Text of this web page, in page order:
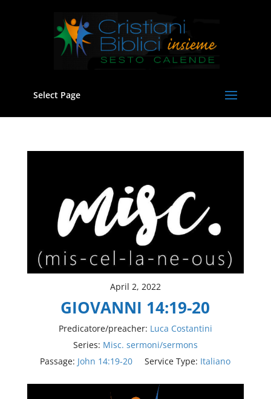
Select Page
April 2, 2022
GIOVANNI 14:19-20
Predicatore/preacher: Luca Costantini
Series: Misc. sermoni/sermons
Passage: John 14:19-20 Service Type: Italiano